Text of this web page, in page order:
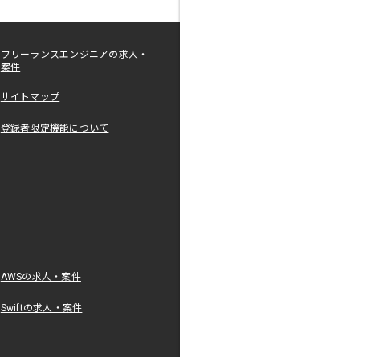
フリーランスエンジニアの求人・
案件
サイトマップ
登録者限定機能について
AWSの求人・案件
Swiftの求人・案件